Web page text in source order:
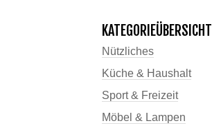
KATEGORIEÜBERSICHT
Nützliches
Küche & Haushalt
Sport & Freizeit
Möbel & Lampen